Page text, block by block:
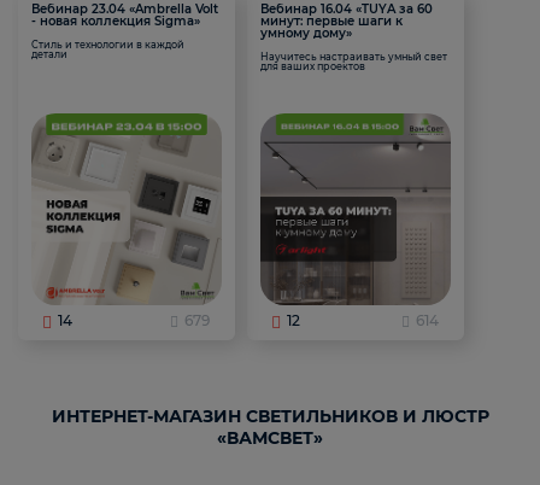
Вебинар 23.04 «Ambrella Volt
- новая коллекция Sigma»
Стиль и технологии в каждой
детали
14 679
Вебинар 16.04 «TUYA за 60
минут: первые шаги к
умному дому»
Научитесь настраивать умный свет
для ваших проектов
12 614
ИНТЕРНЕТ-МАГАЗИН СВЕТИЛЬНИКОВ И ЛЮСТР
«ВАМСВЕТ»